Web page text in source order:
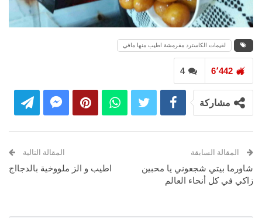
لقيمات الكاسترد مقرمشة اطيب منها مافي
4 6٬442
مشاركة
المقالة السابقة
شاورما بيتي شجعوني يا محبين
زاكي في كل أنحاء العالم
المقالة التالية
اطيب و الز ملووخية بالدجااج